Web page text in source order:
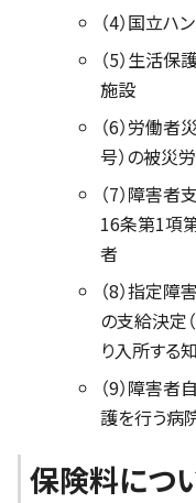
（4）国立
（5）生活
施設
（6）労働
号）の被災
（7）障害
16条第1項
者
（8）指定
の支給決定
り入所する
（9）障害
護を行う病
保険料につ